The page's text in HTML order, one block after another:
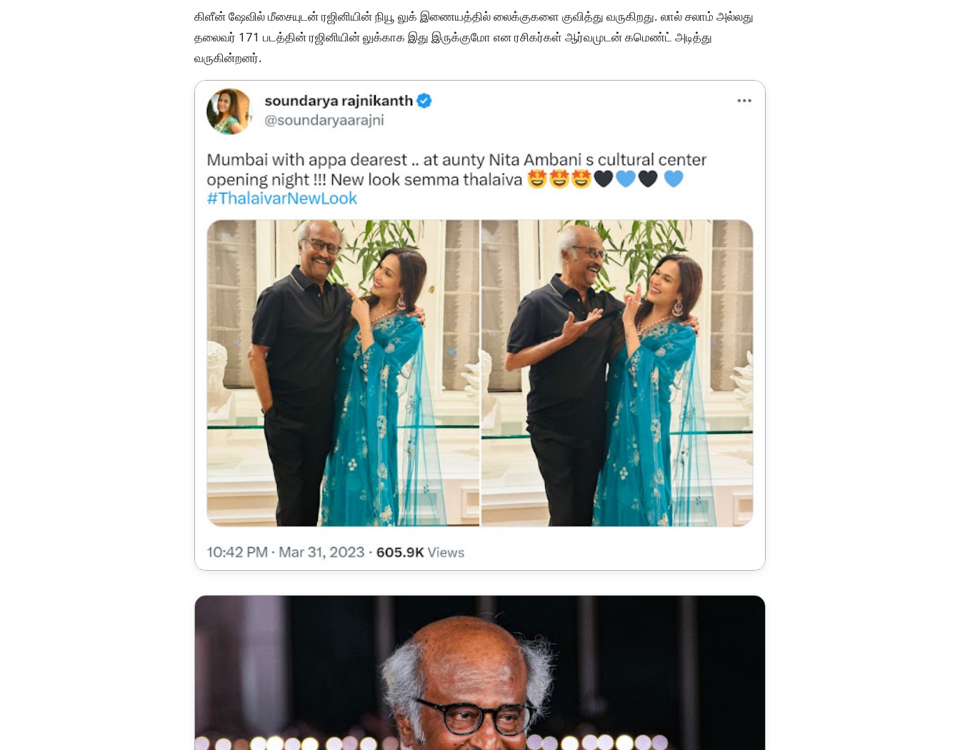
கிளீன் ஷேவில் மீசையுடன் ரஜினியின் நியூ லுக் இணையத்தில் லைக்குகளை குவித்து வருகிறது. லால் சலாம் அல்லது
தலைவர் 171 படத்தின் ரஜினியின் லுக்காக இது இருக்குமோ என ரசிகர்கள் ஆர்வமுடன் கமெண்ட் அடித்து
வருகின்றனர்.